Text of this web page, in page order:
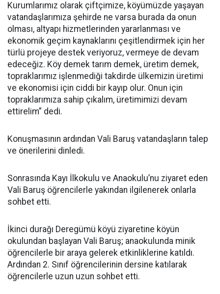
Kurumlarımız olarak çiftçimize, köyümüzde yaşayan
vatandaşlarımıza şehirde ne varsa burada da onun
olması, altyapı hizmetlerinden yararlanması ve
ekonomik geçim kaynaklarını çeşitlendirmek için her
türlü projeye destek veriyoruz, vermeye de devam
edeceğiz. Köy demek tarım demek, üretim demek,
topraklarımız işlenmediği takdirde ülkemizin üretimi
ve ekonomisi için ciddi bir kayıp olur. Onun için
topraklarımıza sahip çıkalım, üretimimizi devam
ettirelim” dedi.
Konuşmasının ardından Vali Baruş vatandaşların talep
ve önerilerini dinledi.
Sonrasında Kayı İlkokulu ve Anaokulu’nu ziyaret eden
Vali Baruş öğrencilerle yakından ilgilenerek onlarla
sohbet etti.
İkinci durağı Deregümü köyü ziyaretine köyün
okulundan başlayan Vali Baruş; anaokulunda minik
öğrencilerle bir araya gelerek etkinliklerine katıldı.
Ardından 2. Sınıf öğrencilerinin dersine katılarak
öğrencilerle uzun uzun sohbet etti.